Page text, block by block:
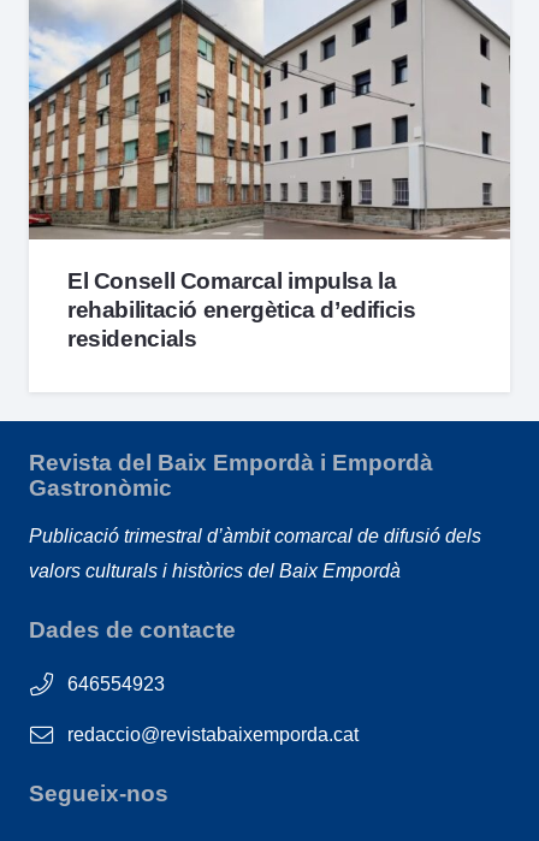
El Consell Comarcal impulsa la
rehabilitació energètica d’edificis
residencials
Revista del Baix Empordà i Empordà
Gastronòmic
Publicació trimestral d’àmbit comarcal de difusió dels
valors culturals i històrics del Baix Empordà
Dades de contacte
646554923
redaccio@revistabaixemporda.cat
Segueix-nos